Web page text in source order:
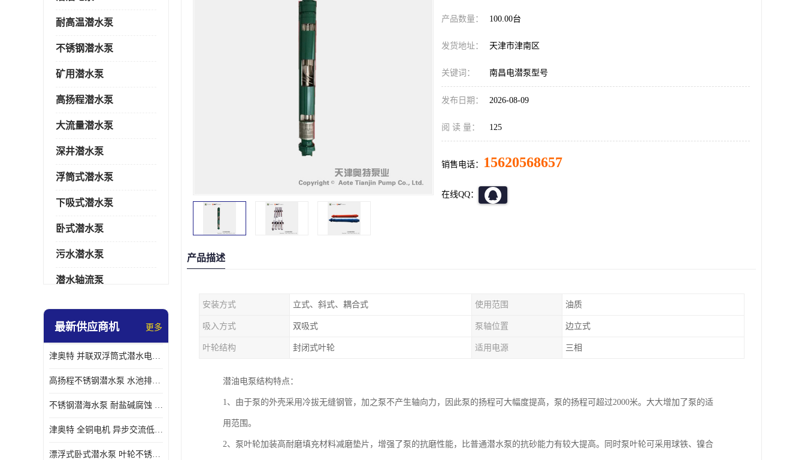
耐高温潜水泵
不锈钢潜水泵
矿用潜水泵
高扬程潜水泵
大流量潜水泵
深井潜水泵
浮筒式潜水泵
下吸式潜水泵
卧式潜水泵
污水潜水泵
潜水轴流泵
螺旋离心泵
控制柜
最新供应商机 更多
津奥特 并联双浮筒式潜水电泵 矿山抢险泵 大流量卧式安装 可提供定制
高扬程不锈钢潜水泵 水池排水 变频 井用潜水电泵供应 能耗低 工厂批发
不锈钢潜海水泵 耐盐碱腐蚀 大流量 立式卧式下吸式安装 厂家定制
津奥特 全铜电机 异步交流低压潜水电机 运行稳定售后质保 致电咨询
漂浮式卧式潜水泵 叶轮不锈钢材质 大流量 变频抽水泵 厂家质保售后
产品数量： 100.00台
发货地址： 天津市津南区
关键词： 南昌电潜泵型号
发布日期： 2026-08-09
阅 读 量： 125
销售电话： 15620568657
在线QQ：
产品描述
安装方式 立式、斜式、耦合式 使用范围 油质
吸入方式 双吸式 泵轴位置 边立式
叶轮结构 封闭式叶轮 适用电源 三相
潜油电泵结构特点：
1、由于泵的外壳采用冷拔无缝钢管，加之泵不产生轴向力，因此泵的扬程可大幅度提高，泵的扬程可超过2000米。大大增加了泵的适
用范围。
2、泵叶轮加装高耐磨填充材料减磨垫片，增强了泵的抗磨性能，比普通潜水泵的抗砂能力有较大提高。同时泵叶轮可采用球铁、镍合